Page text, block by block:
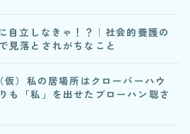
自立しなきゃ！？｜社会的養護の
見落とされがちなこと
仮）私の居場所はクローバーハウ
も「私」を出せたブローハン聡さ